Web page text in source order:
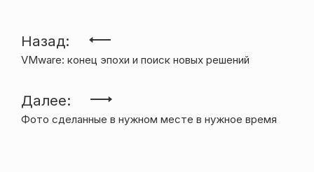
Навигация
по
записям
Назад:
VMware: конец эпохи и поиск новых решений
Далее:
Фото сделанные в нужном месте в нужное время